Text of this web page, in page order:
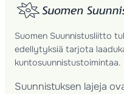
Suomen Suunnistusliitto
edellytyksiä tarjota
kuntosuunnistustoimintaa.
Suunnistuksen lajeja